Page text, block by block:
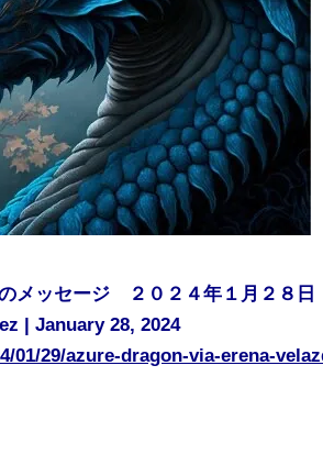
メッセージ ２０２４年１月２８
| January 28, 2024
29/azure-dragon-via-erena-